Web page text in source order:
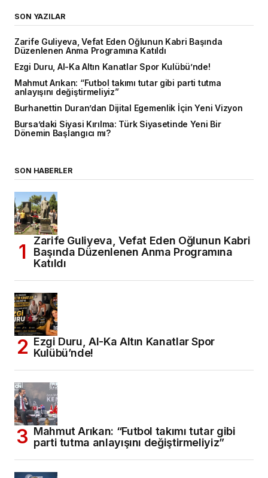
SON YAZILAR
Zarife Guliyeva, Vefat Eden Oğlunun Kabri Başında
Düzenlenen Anma Programına Katıldı
Ezgi Duru, Al-Ka Altın Kanatlar Spor Kulübü’nde!
Mahmut Arıkan: “Futbol takımı tutar gibi parti tutma
anlayışını değiştirmeliyiz”
Burhanettin Duran’dan Dijital Egemenlik İçin Yeni Vizyon
Bursa’daki Siyasi Kırılma: Türk Siyasetinde Yeni Bir
Dönemin Başlangıcı mı?
SON HABERLER
Zarife Guliyeva, Vefat Eden Oğlunun Kabri
Başında Düzenlenen Anma Programına
Katıldı
Ezgi Duru, Al-Ka Altın Kanatlar Spor
Kulübü’nde!
Mahmut Arıkan: “Futbol takımı tutar gibi
parti tutma anlayışını değiştirmeliyiz”